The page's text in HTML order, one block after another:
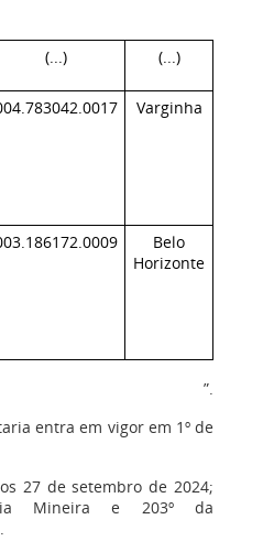
(...) (...)
Varginha
Belo
Horizonte
”.
entra em vigor em 1º de
27 de setembro de 2024;
Mineira e 203º da